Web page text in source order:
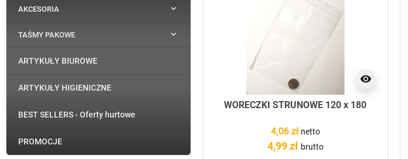
AKCESORIA 
TAŚMY PAKOWE 
ARTYKUŁY BIUROWE
ARTYKUŁY HIGIENICZNE
BEST SELLERS - Oferty hurtowe
PROMOCJE
visibility
WORECZKI STRUNOWE 120 x 180
4,06 złnetto
4,99 zł brutto